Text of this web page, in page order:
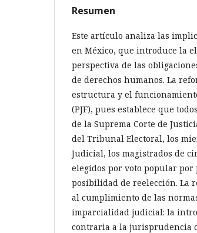
Resumen
Este artículo analiza las
en México, que introduce la
perspectiva de las
de derechos humanos. La
estructura y el
(PJF), pues establece que
de la Suprema Corte de
del Tribunal Electoral, los
Judicial, los magistrados de
elegidos por voto popular por
posibilidad de reelección. La
al cumplimiento de las
imparcialidad judicial: la
contraria a la jurisprudencia